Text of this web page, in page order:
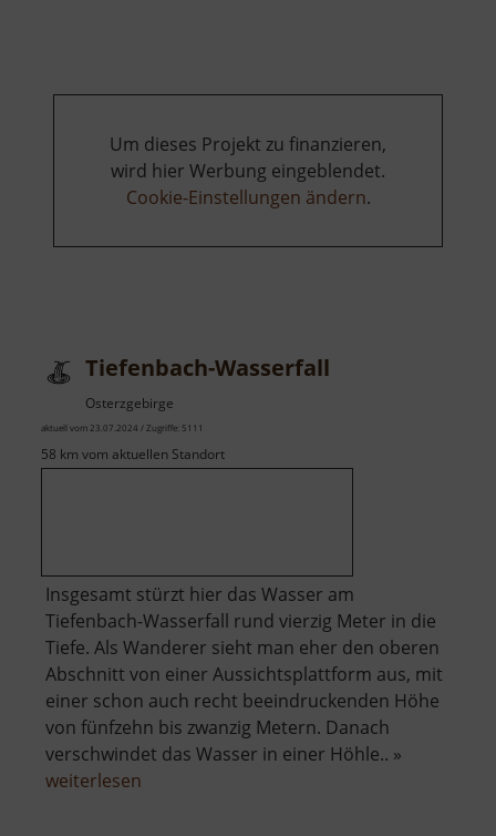
Um dieses Projekt zu finanzieren,
wird hier Werbung eingeblendet.
Cookie-Einstellungen ändern.
Tiefenbach-Wasserfall
Osterzgebirge
aktuell vom 23.07.2024 / Zugriffe: 5111
58 km vom aktuellen Standort
Insgesamt stürzt hier das Wasser am
Tiefenbach-Wasserfall rund vierzig Meter in die
Tiefe. Als Wanderer sieht man eher den oberen
Abschnitt von einer Aussichtsplattform aus, mit
einer schon auch recht beeindruckenden Höhe
von fünfzehn bis zwanzig Metern. Danach
verschwindet das Wasser in einer Höhle.. »
weiterlesen